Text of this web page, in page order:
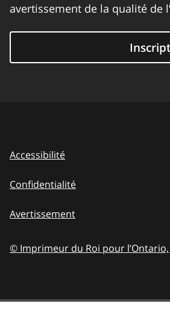
avertissement de la qualité de
Accessibilité
Confidentialité
Avertissement
© Imprimeur du Roi pour l’Ontario,